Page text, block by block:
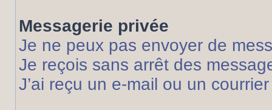
Messagerie privée
Je ne peux pas envoyer de
Je reçois sans arrêt des
J’ai reçu un e-mail ou un